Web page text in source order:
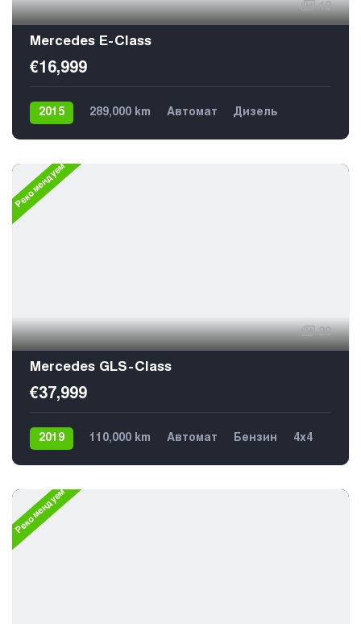
19
Mercedes E-Class
€16,999
2015 289,000 km Автомат
Дизель
Рекомендуем
20
Mercedes GLS-Class
€37,999
2019 110,000 km Автомат Бензин
4х4
Рекомендуем